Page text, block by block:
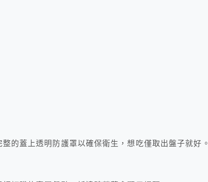
的蓋上透明防護罩以確保衛生，想吃僅取出盤子就好。